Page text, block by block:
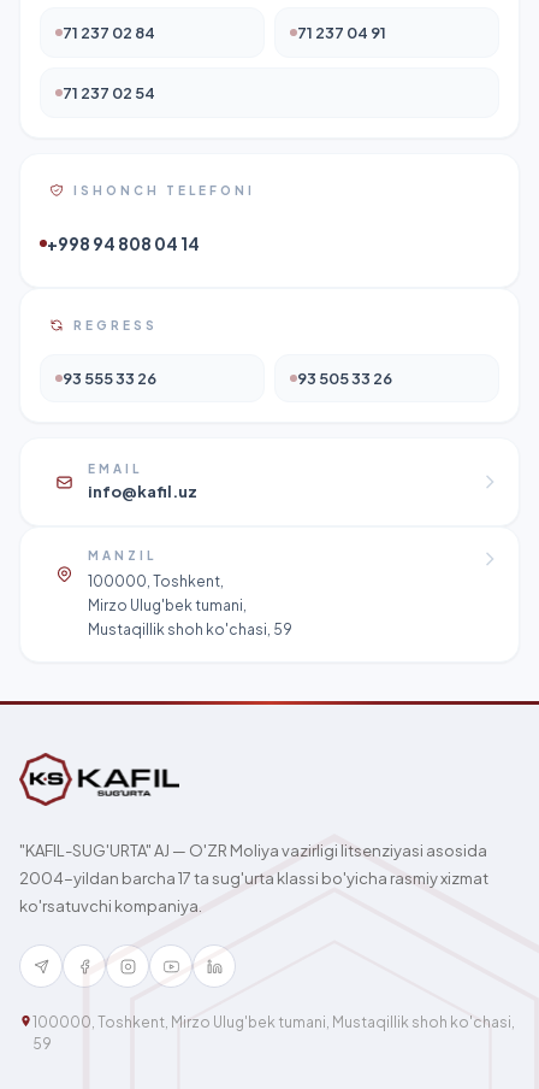
71 237 02 84 71 237 04 91
71 237 02 54
ISHONCH TELEFONI
+998 94 808 04 14
REGRESS
93 555 33 26 93 505 33 26
EMAIL
info@kafil.uz
MANZIL
100000, Toshkent,
Mirzo Ulug'bek tumani,
Mustaqillik shoh ko'chasi, 59
"KAFIL-SUG'URTA" AJ — O'ZR Moliya vazirligi litsenziyasi asosida
2004-yildan barcha 17 ta sug'urta klassi bo'yicha rasmiy xizmat
ko'rsatuvchi kompaniya.
100000, Toshkent, Mirzo Ulug'bek tumani, Mustaqillik shoh ko'chasi,
59